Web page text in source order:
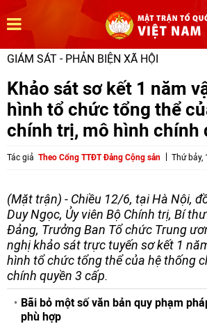
GIÁM SÁT - PHẢN BIỆN XÃ HỘI
Khảo sát sơ kết 1 năm
hình tổ chức tổng thể
chính trị, mô hình chính
Tác giả Theo Cổng TTĐT Đảng Cộng sản Thứ
(Mặt trận) - Chiều 12/6, tại Hà Nội,
Duy Ngọc, Ủy viên Bộ Chính trị, Bí
Đảng, Trưởng Ban Tổ chức Trung
nghị khảo sát trực tuyến sơ kết 1
hình tổ chức tổng thể của hệ thống
chính quyền 3 cấp.
Bãi bỏ một số văn bản quy phạm
phù hợp